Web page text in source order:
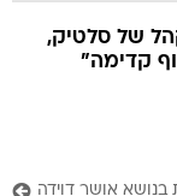
של סלטיק,
קדימה"
בנושא אושר דוידה